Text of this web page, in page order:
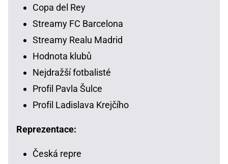
Copa del Rey
Streamy FC Barcelona
Streamy Realu Madrid
Hodnota klubů
Nejdražší fotbalisté
Profil Pavla Šulce
Profil Ladislava Krejčího
Reprezentace:
Česká repre